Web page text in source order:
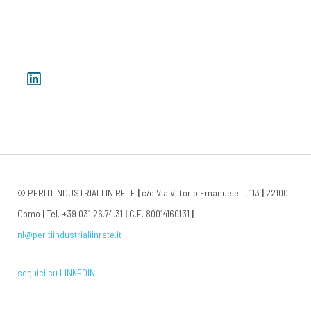
© PERITI INDUSTRIALI IN RETE | c/o Via Vittorio Emanuele II, 113 | 22100
Como |Tel. +39 031.26.74.31 | C.F. 80014160131 |
nl@peritiindustrialiinrete.it
seguici su LINKEDIN